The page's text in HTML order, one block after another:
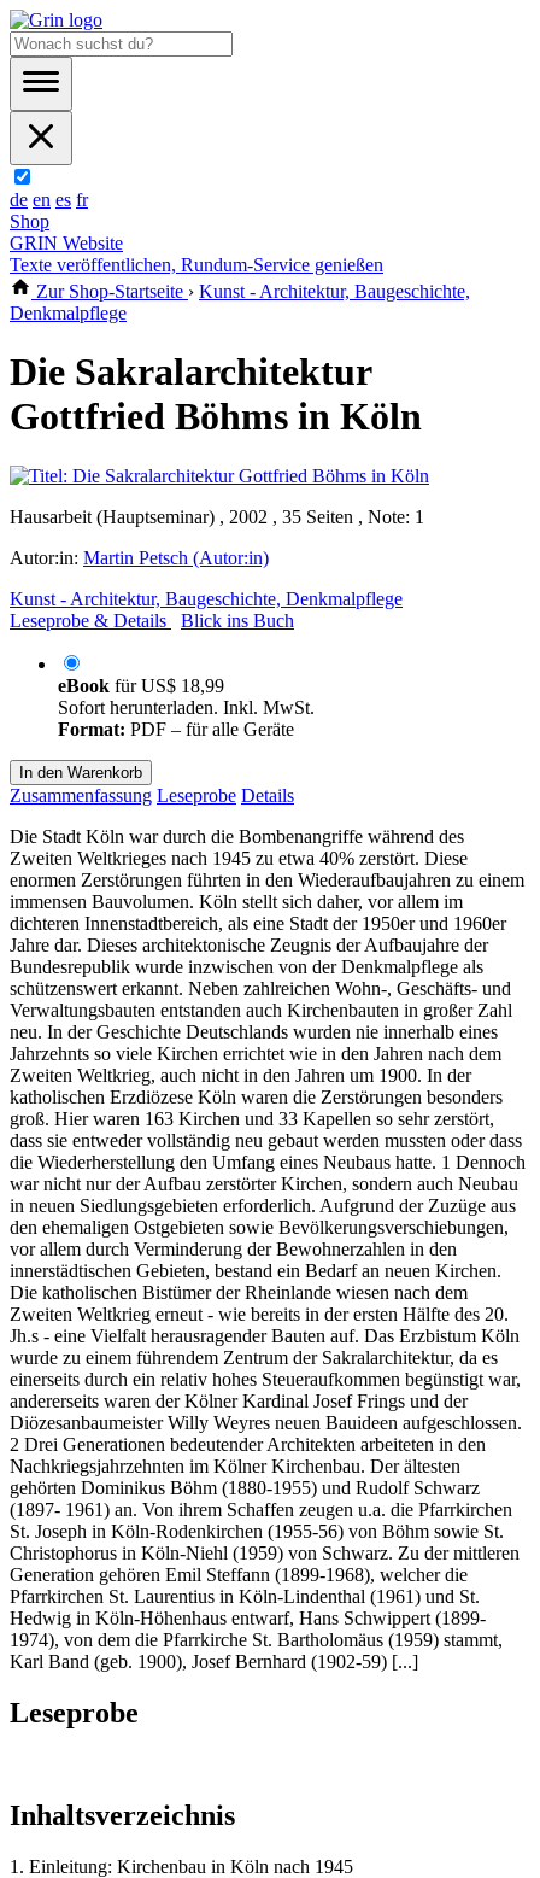
de en es fr
Shop
GRIN Website
Texte veröffentlichen, Rundum-Service genießen
Zur Shop-Startseite › Kunst - Architektur, Baugeschichte,
Denkmalpflege
Die Sakralarchitektur
Gottfried Böhms in Köln
Hausarbeit (Hauptseminar) , 2002 , 35 Seiten , Note: 1
Autor:in: Martin Petsch (Autor:in)
Kunst - Architektur, Baugeschichte, Denkmalpflege
Leseprobe & Details
Blick ins Buch
eBook fürUS$ 18,99
Sofort herunterladen. Inkl. MwSt.
Format: PDF – für alle Geräte
In den Warenkorb
Zusammenfassung Leseprobe Details
Die Stadt Köln war durch die Bombenangriffe während des
Zweiten Weltkrieges nach 1945 zu etwa 40% zerstört. Diese
enormen Zerstörungen führten in den Wiederaufbaujahren zu einem
immensen Bauvolumen. Köln stellt sich daher, vor allem im
dichteren Innenstadtbereich, als eine Stadt der 1950er und 1960er
Jahre dar. Dieses architektonische Zeugnis der Aufbaujahre der
Bundesrepublik wurde inzwischen von der Denkmalpflege als
schützenswert erkannt. Neben zahlreichen Wohn-, Geschäfts- und
Verwaltungsbauten entstanden auch Kirchenbauten in großer Zahl
neu. In der Geschichte Deutschlands wurden nie innerhalb eines
Jahrzehnts so viele Kirchen errichtet wie in den Jahren nach dem
Zweiten Weltkrieg, auch nicht in den Jahren um 1900. In der
katholischen Erzdiözese Köln waren die Zerstörungen besonders
groß. Hier waren 163 Kirchen und 33 Kapellen so sehr zerstört,
dass sie entweder vollständig neu gebaut werden mussten oder dass
die Wiederherstellung den Umfang eines Neubaus hatte. 1 Dennoch
war nicht nur der Aufbau zerstörter Kirchen, sondern auch Neubau
in neuen Siedlungsgebieten erforderlich. Aufgrund der Zuzüge aus
den ehemaligen Ostgebieten sowie Bevölkerungsverschiebungen,
vor allem durch Verminderung der Bewohnerzahlen in den
innerstädtischen Gebieten, bestand ein Bedarf an neuen Kirchen.
Die katholischen Bistümer der Rheinlande wiesen nach dem
Zweiten Weltkrieg erneut - wie bereits in der ersten Hälfte des 20.
Jh.s - eine Vielfalt herausragender Bauten auf. Das Erzbistum Köln
wurde zu einem führendem Zentrum der Sakralarchitektur, da es
einerseits durch ein relativ hohes Steueraufkommen begünstigt war,
andererseits waren der Kölner Kardinal Josef Frings und der
Diözesanbaumeister Willy Weyres neuen Bauideen aufgeschlossen.
2 Drei Generationen bedeutender Architekten arbeiteten in den
Nachkriegsjahrzehnten im Kölner Kirchenbau. Der ältesten
gehörten Dominikus Böhm (1880-1955) und Rudolf Schwarz
(1897- 1961) an. Von ihrem Schaffen zeugen u.a. die Pfarrkirchen
St. Joseph in Köln-Rodenkirchen (1955-56) von Böhm sowie St.
Christophorus in Köln-Niehl (1959) von Schwarz. Zu der mittleren
Generation gehören Emil Steffann (1899-1968), welcher die
Pfarrkirchen St. Laurentius in Köln-Lindenthal (1961) und St.
Hedwig in Köln-Höhenhaus entwarf, Hans Schwippert (1899-
1974), von dem die Pfarrkirche St. Bartholomäus (1959) stammt,
Karl Band (geb. 1900), Josef Bernhard (1902-59) [...]
Leseprobe
Inhaltsverzeichnis
1. Einleitung: Kirchenbau in Köln nach 1945